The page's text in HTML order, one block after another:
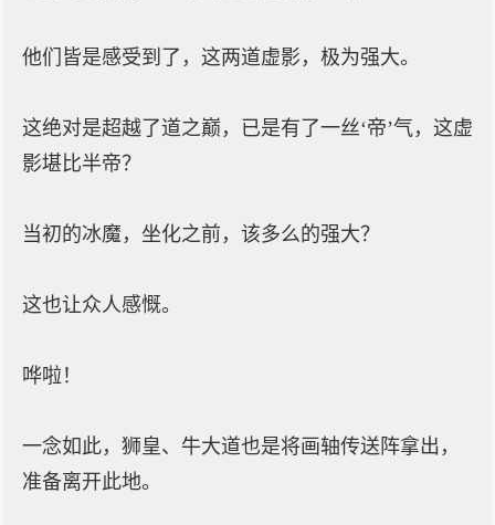
他们皆是感受到了，这两道虚影，极为强大。
这绝对是超越了道之巅，已是有了一丝‘帝’气，这虚
影堪比半帝？
当初的冰魔，坐化之前，该多么的强大？
这也让众人感慨。
哗啦！
一念如此，狮皇、牛大道也是将画轴传送阵拿出，
准备离开此地。